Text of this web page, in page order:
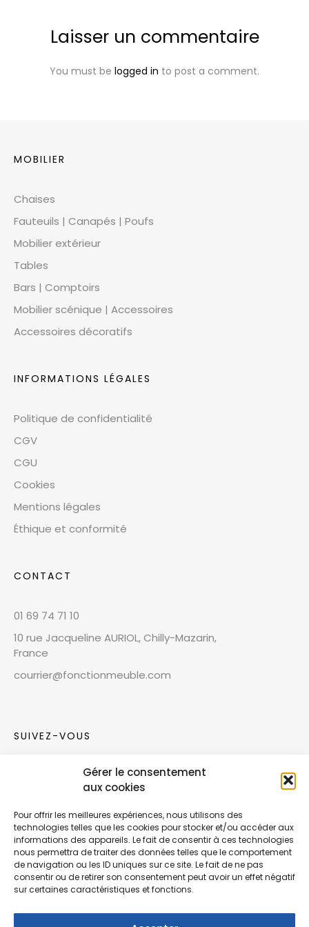
Gérer le consentement
aux cookies
Pour offrir les meilleures expériences, nous utilisons des
technologies telles que les cookies pour stocker et/ou accéder aux
informations des appareils. Le fait de consentir à ces technologies
nous permettra de traiter des données telles que le comportement
de navigation ou les ID uniques sur ce site. Le fait de ne pas
consentir ou de retirer son consentement peut avoir un effet négatif
sur certaines caractéristiques et fonctions.
Laisser un commentaire
You must be logged in to post a comment.
MOBILIER
Chaises
Fauteuils | Canapés | Poufs
Mobilier extérieur
Tables
Bars | Comptoirs
Mobilier scénique | Accessoires
Accessoires décoratifs
INFORMATIONS LÉGALES
Politique de confidentialité
CGV
CGU
Cookies
Mentions légales
Éthique et conformité
CONTACT
01 69 74 71 10
10 rue Jacqueline AURIOL, Chilly-Mazarin,
France
courrier@fonctionmeuble.com
SUIVEZ-VOUS
Rejoignez notre communauté sur les réseaux
Nouvelles collections, vie de l’équipe ou
inspirations : soyez informés de nos dernières
actualités.